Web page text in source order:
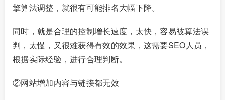
擎算法调整，就很有可能排名大幅下降。
同时，就是合理的控制增长速度，太快，容易被算法误
判，太慢，又很难获得有效的效果，这需要SEO人员，
根据实际经验，进行合理判断。
②网站增加内容与链接都无效